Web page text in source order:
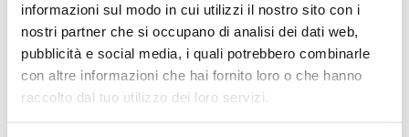
informazioni sul modo in cui utilizzi il nostro sito con i
nostri partner che si occupano di analisi dei dati web,
pubblicità e social media, i quali potrebbero combinarle
con altre informazioni che hai fornito loro o che hanno
raccolto dal tuo utilizzo dei loro servizi.
Perché Sceglierci
Arredamento Completo Su
Misura